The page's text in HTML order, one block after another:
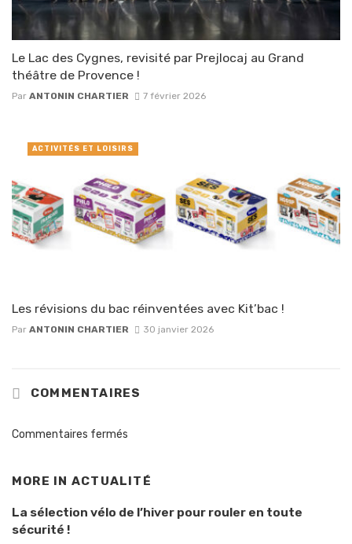
Le Lac des Cygnes, revisité par Prejlocaj au Grand
théâtre de Provence !
Par ANTONIN CHARTIER 7 février 2026
Les révisions du bac réinventées avec Kit’bac !
Par ANTONIN CHARTIER 30 janvier 2026
ACTIVITÉS ET LOISIRS
COMMENTAIRES
Commentaires fermés
MORE IN ACTUALITÉ
La sélection vélo de l’hiver pour rouler en toute
sécurité !